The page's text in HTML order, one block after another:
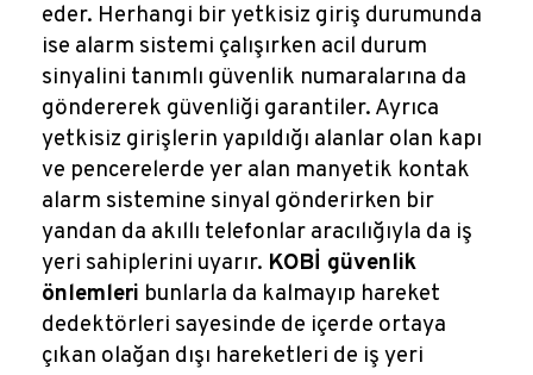
eder. Herhangi bir yetkisiz giriş durumunda
ise alarm sistemi çalışırken acil durum
sinyalini tanımlı güvenlik numaralarına da
göndererek güvenliği garantiler. Ayrıca
yetkisiz girişlerin yapıldığı alanlar olan kapı
ve pencerelerde yer alan manyetik kontak
alarm sistemine sinyal gönderirken bir
yandan da akıllı telefonlar aracılığıyla da iş
yeri sahiplerini uyarır. KOBİ güvenlik
önlemleri bunlarla da kalmayıp hareket
dedektörleri sayesinde de içerde ortaya
çıkan olağan dışı hareketleri de iş yeri